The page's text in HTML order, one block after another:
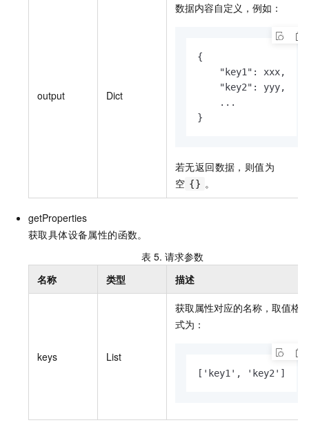
output Dict
数据内容自定义，例如：
{
    "key1": xxx,
    "key2": yyy,
    ...
}
若无返回数据，则值为
空 {} 。
getProperties
获取具体设备属性的函数。
表 5. 请求参数
名称
类型 描述
keys List
获取属性对应的名称，取值格
式为：
['key1', 'key2']